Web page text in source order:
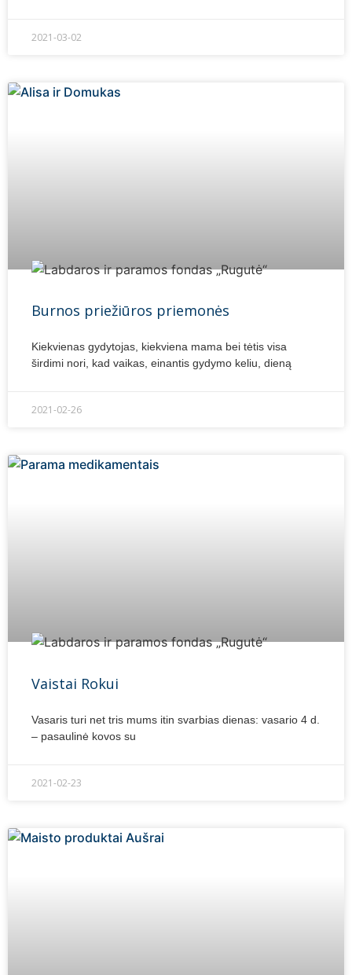
2021-03-02
Burnos priežiūros priemonės
Kiekvienas gydytojas, kiekviena mama bei tėtis visa
širdimi nori, kad vaikas, einantis gydymo keliu, dieną
2021-02-26
Vaistai Rokui
Vasaris turi net tris mums itin svarbias dienas: vasario 4 d.
– pasaulinė kovos su
2021-02-23